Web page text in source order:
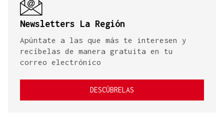
Newsletters La Región
Apúntate a las que más te interesen y
recíbelas de manera gratuita en tu
correo electrónico
DESCÚBRELAS